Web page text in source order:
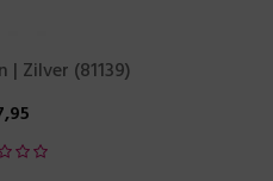
| Zilver (81139)